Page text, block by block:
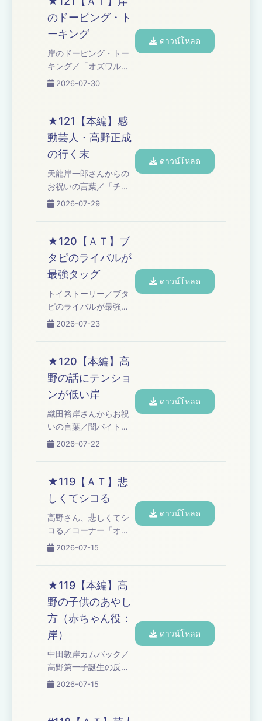
んと高野くぅ～～
ん！！」「関根さん
の！ほんっと秀逸だよ
ねぇ～」／高野アディ
more about your ad
のドーピング・ト
ーキング
岸のドーピング・トー
キング／「オズワルド
伊藤の言い訳」 Learn
podcastchoices.com/adchoices
2026-07-30
ดาวน์โหลด
★121【本編】感
動芸人・高野正成
の行く末
天龍岸一郎さんからの
お祝いの言葉／「チャ
ンスの時間」で号泣／
ＥＮＧＡの贈り物／新
コーナー募集／コーナ
ブチギレ漫談！」／高
野アディショナルタイ
ム Learn more about
your ad choices. Visit
2026-07-29
ดาวน์โหลด
★120【ＡＴ】ブ
タピのライバルが
最強タッグ
トイストーリー／ブタ
ピのライバルが最強タ
ッグ／コーナー「オズ
Learn more about your
ad choices. Visit
podcastchoices.com/adchoices
2026-07-23
ดาวน์โหลด
★120【本編】高
野の話にテンショ
ンが低い岸
織田裕岸さんからお祝
いの言葉／闇バイト禁
止の広報動画／岸の点
早坂営業で、ウド鈴木
さんと関根勤さん／高
もし自分の子供が芸人
になりたいと言った
ら・・・／コーナー
「高野正成のなんてっ
レイバック・ブタピエ
ロ」／高野アディショ
ナルタイム Learn more
about your ad choices.
Visit
podcastchoices.c...
2026-07-22
ดาวน์โหลด
★119【ＡＴ】悲
しくてシコる
高野さん、悲しくてシ
コる／コーナー「オズ
ワルド伊藤の言い訳」
ad choices. Visit
podcastchoices.com/adchoices
2026-07-15
ดาวน์โหลด
★119【本編】高
野の子供のあやし
方（赤ちゃん役：
岸）
中田敦岸カムバック／
高野第一子誕生の反響
／子供のあやし方（赤
の名前予想／ともしげ
さんの最新奇行／みな
2026-07-15
ดาวน์โหลด